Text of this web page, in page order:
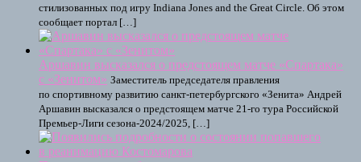
стилизованных под игру Indiana Jones and the Great Circle. Об этом
сообщает портал […]
Аршавин высказался о предстоящем матче «Спартака»
с «Зенитом» Заместитель председателя правления
по спортивному развитию санкт-петербургского «Зенита» Андрей
Аршавин высказался о предстоящем матче 21-го тура Российской
Премьер-Лиги сезона-2024/2025, […]